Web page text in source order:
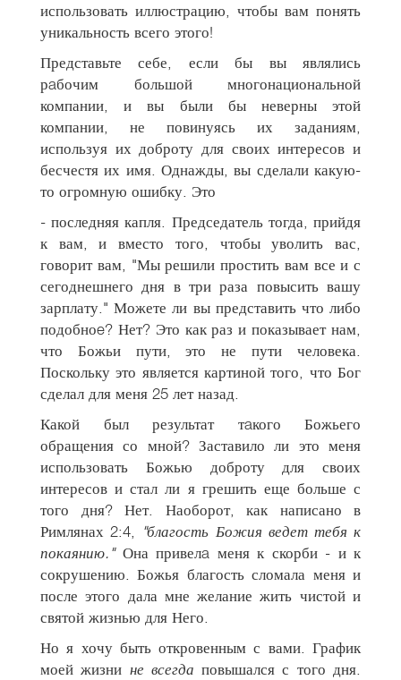
использовать иллюстрацию, чтобы вам понять
уникальность всего этого!
Представьте себе, если бы вы являлись
рaбочим большой многонациональной
компании, и вы были бы неверны этой
компании, не повинуясь их заданиям,
используя их доброту для своих интересов и
бесчестя их имя. Однажды, вы сделали какую-
то огромную ошибку. Это
- последняя капля. Председатель тогда, прийдя
к вам, и вместо того, чтобы уволить вас,
говорит вам, "Мы решили простить вам все и с
сегоднешнего дня в три раза повысить вашу
зарплату." Можете ли вы представить что либо
подобноe? Нет? Это как раз и показывает нам,
что Божьи пути, это не пути человека.
Поскольку это является картиной того, что Бог
сделал для меня 25 лет назад.
Какой был результат тaкого Божьего
обращения со мной? Заставило ли это меня
использовать Божью доброту для своих
интересов и стал ли я грешить еще больше с
того дня? Нет. Наоборот, как написано в
Римлянах 2:4,
"благость Божия ведет тебя к
покаянию." Она привелa меня к скорби - и к
сокрушению. Божья благость сломала меня и
после этого дала мне желание жить чистой и
святой жизнью для Него.
Но я хочу быть откровенным с вами. График
моей жизни не всегдаповышался с того дня.